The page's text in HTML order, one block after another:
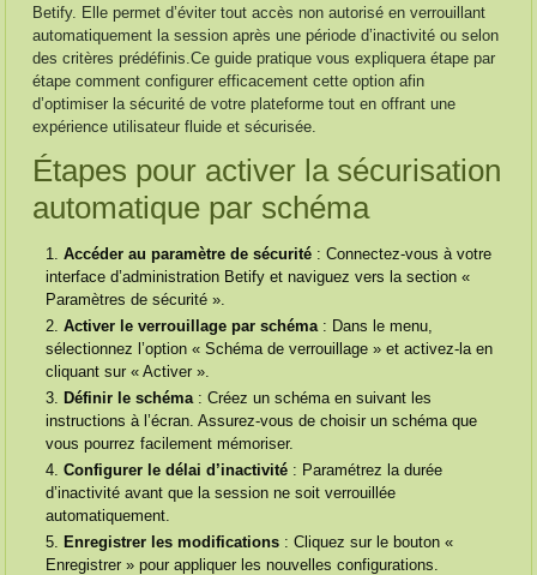
Betify. Elle permet d’éviter tout accès non autorisé en verrouillant
automatiquement la session après une période d’inactivité ou selon
des critères prédéfinis.Ce guide pratique vous expliquera étape par
étape comment configurer efficacement cette option afin
d’optimiser la sécurité de votre plateforme tout en offrant une
expérience utilisateur fluide et sécurisée.
Étapes pour activer la sécurisation
automatique par schéma
Accéder au paramètre de sécurité : Connectez-vous à votre
interface d’administration Betify et naviguez vers la section «
Paramètres de sécurité ».
Activer le verrouillage par schéma: Dans le menu,
sélectionnez l’option « Schéma de verrouillage » et activez-la en
cliquant sur « Activer ».
Définir le schéma : Créez un schéma en suivant les
instructions à l’écran. Assurez-vous de choisir un schéma que
vous pourrez facilement mémoriser.
Configurer le délai d’inactivité : Paramétrez la durée
d’inactivité avant que la session ne soit verrouillée
automatiquement.
Enregistrer les modifications : Cliquez sur le bouton «
Enregistrer » pour appliquer les nouvelles configurations.